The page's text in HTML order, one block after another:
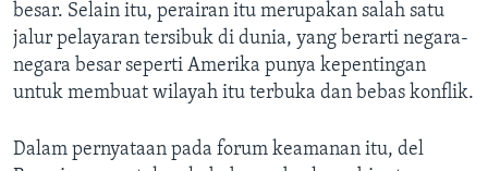
besar. Selain itu, perairan itu merupakan salah satu
jalur pelayaran tersibuk di dunia, yang berarti negara-
negara besar seperti Amerika punya kepentingan
untuk membuat wilayah itu terbuka dan bebas konflik.
Dalam pernyataan pada forum keamanan itu, del